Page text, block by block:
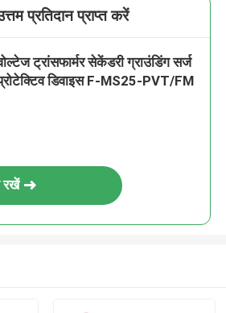
प्रतिदान प्राप्त करें
ट्रांसफार्मर सेकेंडरी ग्राउंडिंग सर्ज
डिवाइस F-MS25-PVT/FM
रखें